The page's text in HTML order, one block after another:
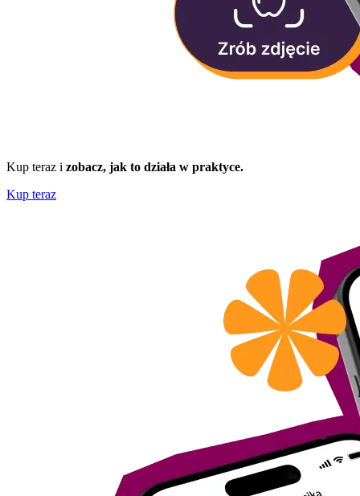
Kup teraz i zobacz, jak to działa w praktyce.
Kup teraz